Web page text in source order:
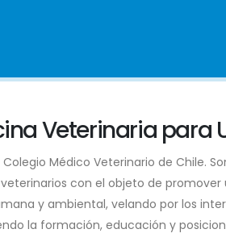
Veterinaria para
Colegio Médico Veterinario de Chile.
con el objeto de promover
y ambiental, velando por los
la formación, educación y